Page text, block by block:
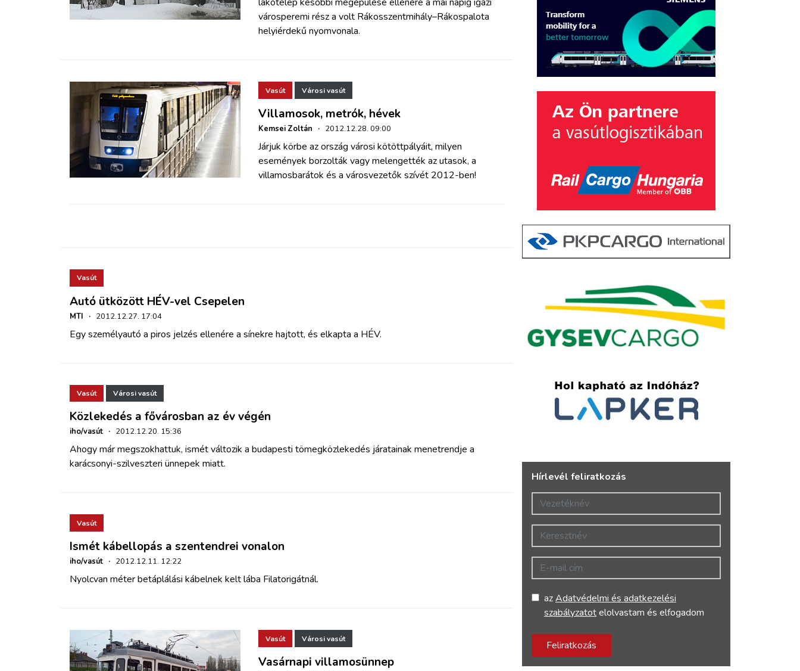
városperemi rész a volt Rákosszentmihály–Rákospalota
helyiérdekű nyomvonala.
Vasút Városi vasút
Villamosok, metrók, hévek
Kemsei Zoltán · 2012.12.28. 09:00
Járjuk körbe az ország városi kötöttpályáit, milyen
események borzolták vagy melengették az utasok, a
villamosbarátok és a városvezetők szívét 2012-ben!
Vasút
Autó ütközött HÉV-vel Csepelen
MTI · 2012.12.27. 17:04
Egy személyautó a piros jelzés ellenére a sínekre hajtott, és elkapta a HÉV.
Vasút Városi vasút
Közlekedés a fővárosban az év végén
iho/vasút · 2012.12.20. 15:36
Ahogy már megszokhattuk, ismét változik a budapesti tömegközlekedés járatainak menetrendje a
karácsonyi-szilveszteri ünnepek miatt.
Vasút
Ismét kábellopás a szentendrei vonalon
iho/vasút · 2012.12.11. 12:22
Nyolcvan méter betáplálási kábelnek kelt lába Filatorigátnál.
Vasút Városi vasút
Vasárnapi villamosünnep
Hírlevél feliratkozás
Vezetéknév
Keresztnév
E-mail cím
azAdatvédelmi és adatkezelési
szabályzatotelolvastam és elfogadom
Feliratkozás